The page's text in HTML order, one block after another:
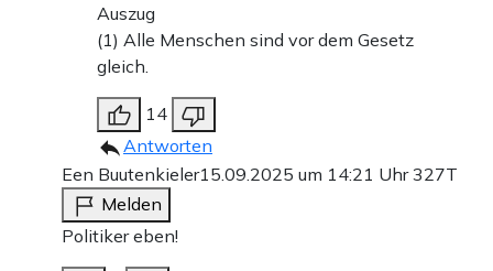
Auszug
(1) Alle Menschen sind vor dem Gesetz
gleich.
14
Antworten
Een Buutenkieler15.09.2025 um 14:21 Uhr327T
Melden
Politiker eben!